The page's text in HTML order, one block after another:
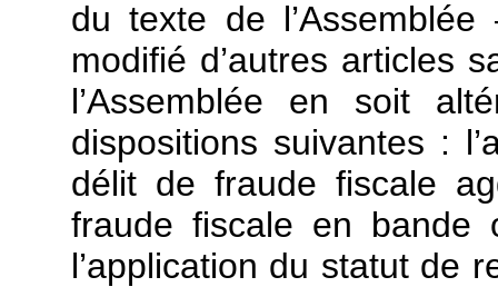
du texte de
modifié d’autres articles
l’Assemblée en soit
dispositions suivantes :
délit de fraude fiscale
fraude fiscale en bande
l’application du statut de